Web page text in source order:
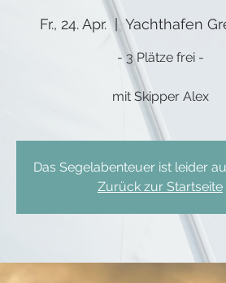
Fr., 24. Apr.
  |
Yachthafen
- 3 Plätze frei -
mit Skipper Alex
Das Segelabenteuer ist leider
Zurück zur Startseite